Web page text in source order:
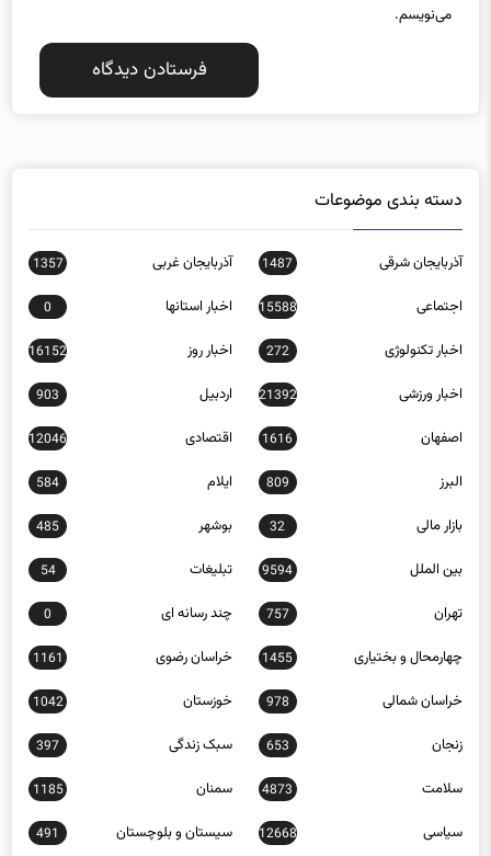
آذربایجان شرقی
اجتماعی 15588 اخبار استانها 0
اخبار تکنولوژی 272 اخبار روز 16152
اخبار ورزشی 21392 اردبیل 903
اصفهان 1616 اقتصادی 12046
البرز 809 ایلام 584
بازار مالی 32 بوشهر 485
بین الملل 9594 تبلیغات 54
تهران 757 چند رسانه ای 0
چهارمحال و بختیاری 1455 خراسان رضوی 1161
خراسان شمالی 978 خوزستان 1042
زنجان 653 سبک زندگی 397
سلامت 4873 سمنان 1185
سیاسی 12668 سیستان و بلوچستان 491
عکس 329 علمی و فناوری 7632